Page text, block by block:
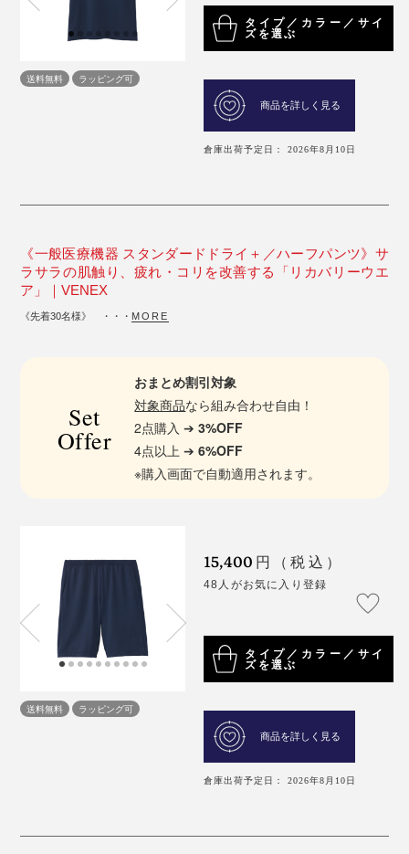
送料無料 ラッピング可
タイプ／カラー／サイ
ズを選ぶ
商品を詳しく見る
倉庫出荷予定日： 2026年8月10日
《一般医療機器 スタンダードドライ＋／ハーフパンツ》サ
ラサラの肌触り、疲れ・コリを改善する「リカバリーウエ
ア」｜VENEX
《先着30名様》 ・・・ MORE
Set
Offer
おまとめ割引対象
対象商品なら組み合わせ自由！
2点購入 ➔3%OFF
4点以上 ➔6%OFF
※購入画面で自動適用されます。
送料無料 ラッピング可
15,400 円（税込）
48人がお気に入り登録
タイプ／カラー／サイ
ズを選ぶ
商品を詳しく見る
倉庫出荷予定日： 2026年8月10日